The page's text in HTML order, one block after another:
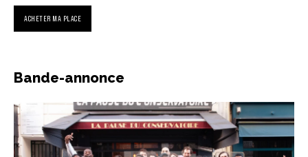
ACHETER MA PLACE
Bande-annonce